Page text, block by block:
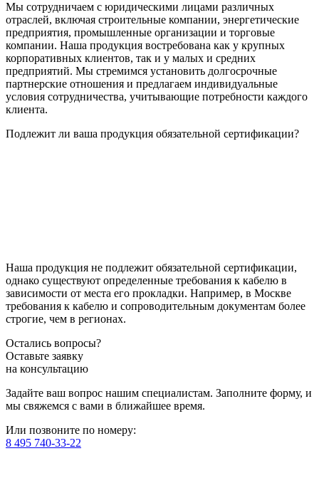
Мы сотрудничаем с юридическими лицами различных
отраслей, включая строительные компании, энергетические
предприятия, промышленные организации и торговые
компании. Наша продукция востребована как у крупных
корпоративных клиентов, так и у малых и средних
предприятий. Мы стремимся установить долгосрочные
партнерские отношения и предлагаем индивидуальные
условия сотрудничества, учитывающие потребности каждого
клиента.
Подлежит ли ваша продукция обязательной сертификации?
Наша продукция не подлежит обязательной сертификации,
однако существуют определенные требования к кабелю в
зависимости от места его прокладки. Например, в Москве
требования к кабелю и сопроводительным документам более
строгие, чем в регионах.
Остались вопросы?
Оставьте заявку
на консультацию
Задайте ваш вопрос нашим специалистам. Заполните форму, и
мы свяжемся с вами в ближайшее время.
Или позвоните по номеру:
8 495 740-33-22